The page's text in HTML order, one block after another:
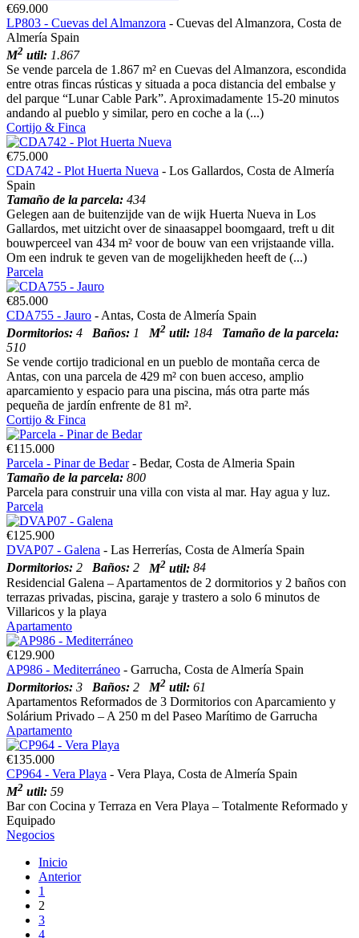
€69.000
LP803 - Cuevas del Almanzora - Cuevas del Almanzora, Costa de
Almería Spain
M2 util: 1.867
Se vende parcela de 1.867 m² en Cuevas del Almanzora, escondida
entre otras fincas rústicas y situada a poca distancia del embalse y
del parque “Lunar Cable Park”. Aproximadamente 15-20 minutos
andando al pueblo y similar, pero en coche a la (...)
Cortijo & Finca
€75.000
CDA742 - Plot Huerta Nueva - Los Gallardos, Costa de Almería
Spain
Tamaño de la parcela: 434
Gelegen aan de buitenzijde van de wijk Huerta Nueva in Los
Gallardos, met uitzicht over de sinaasappel boomgaard, treft u dit
bouwperceel van 434 m² voor de bouw van een vrijstaande villa.
Om een indruk te geven van de mogelijkheden heeft de (...)
Parcela
€85.000
CDA755 - Jauro - Antas, Costa de Almería Spain
Dormitorios: 4 Baños: 1 M2 util: 184 Tamaño de la parcela:
510
Se vende cortijo tradicional en un pueblo de montaña cerca de
Antas, con una parcela de 429 m² con buen acceso, amplio
aparcamiento y espacio para una piscina, más otra parte más
pequeña de jardín enfrente de 81 m².
Cortijo & Finca
€115.000
Parcela - Pinar de Bedar- Bedar, Costa de Almeria Spain
Tamaño de la parcela: 800
Parcela para construir una villa con vista al mar. Hay agua y luz.
Parcela
€125.900
DVAP07 - Galena - Las Herrerías, Costa de Almería Spain
Dormitorios: 2 Baños: 2 M2 util: 84
Residencial Galena – Apartamentos de 2 dormitorios y 2 baños con
terrazas privadas, piscina, garaje y trastero a solo 6 minutos de
Villaricos y la playa
Apartamento
€129.900
AP986 - Mediterráneo - Garrucha, Costa de Almería Spain
Dormitorios: 3 Baños: 2 M2 util: 61
Apartamentos Reformados de 3 Dormitorios con Aparcamiento y
Solárium Privado – A 250 m del Paseo Marítimo de Garrucha
Apartamento
€135.000
CP964 - Vera Playa - Vera Playa, Costa de Almería Spain
M2 util: 59
Bar con Cocina y Terraza en Vera Playa – Totalmente Reformado y
Equipado
Negocios
Inicio
Anterior
1
2
3
4